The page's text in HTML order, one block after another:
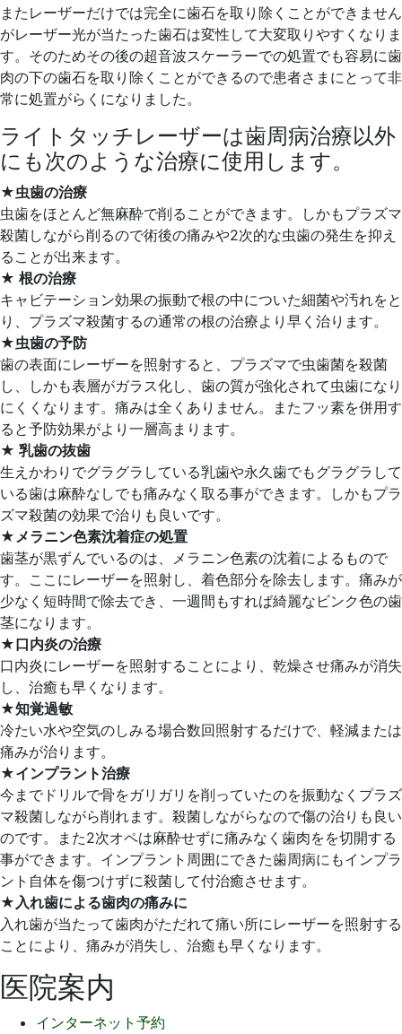
またレーザーだけでは完全に歯石を取り除くことができません
がレーザー光が当たった歯石は変性して大変取りやすくなりま
す。そのためその後の超音波スケーラーでの処置でも容易に歯
肉の下の歯石を取り除くことができるので患者さまにとって非
常に処置がらくになりました。
ライトタッチレーザーは歯周病治療以外
にも次のような治療に使用します。
★虫歯の治療
虫歯をほとんど無麻酔で削ることができます。しかもプラズマ
殺菌しながら削るので術後の痛みや2次的な虫歯の発生を抑え
ることが出来ます。
★ 根の治療
キャビテーション効果の振動で根の中についた細菌や汚れをと
り、プラズマ殺菌するの通常の根の治療より早く治ります。
★虫歯の予防
歯の表面にレーザーを照射すると、プラズマで虫歯菌を殺菌
し、しかも表層がガラス化し、歯の質が強化されて虫歯になり
にくくなります。痛みは全くありません。またフッ素を併用す
ると予防効果がより一層高まります。
★ 乳歯の抜歯
生えかわりでグラグラしている乳歯や永久歯でもグラグラして
いる歯は麻酔なしでも痛みなく取る事ができます。しかもプラ
ズマ殺菌の効果で治りも良いです。
★メラニン色素沈着症の処置
歯茎が黒ずんでいるのは、メラニン色素の沈着によるもので
す。ここにレーザーを照射し、着色部分を除去します。痛みが
少なく短時間で除去でき、一週間もすれば綺麗なビンク色の歯
茎になります。
★口内炎の治療
口内炎にレーザーを照射することにより、乾燥させ痛みが消失
し、治癒も早くなります。
★知覚過敏
冷たい水や空気のしみる場合数回照射するだけで、軽減または
痛みが治ります。
★インプラント治療
今までドリルで骨をガリガリを削っていたのを振動なくプラズ
マ殺菌しながら削れます。殺菌しながらなので傷の治りも良い
のです。また2次オペは麻酔せずに痛みなく歯肉をを切開する
事ができます。インプラント周囲にできた歯周病にもインプラ
ント自体を傷つけずに殺菌して付治癒させます。
★入れ歯による歯肉の痛みに
入れ歯が当たって歯肉がただれて痛い所にレーザーを照射する
ことにより、痛みが消失し、治癒も早くなります。
医院案内
インターネット予約